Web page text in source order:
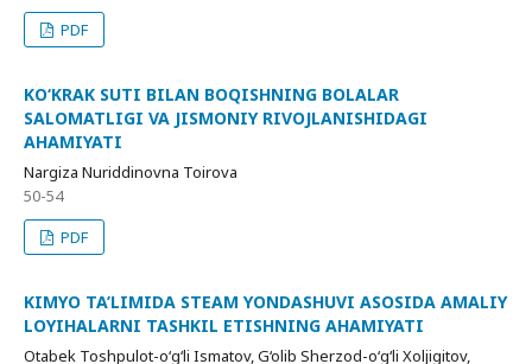
PDF
KO‘KRAK SUTI BILAN BOQISHNING BOLALAR
SALOMATLIGI VA JISMONIY RIVOJLANISHIDAGI
AHAMIYATI
Nargiza Nuriddinovna Toirova
50-54
PDF
KIMYO TA’LIMIDA STEAM YONDASHUVI ASOSIDA AMALIY
LOYIHALARNI TASHKIL ETISHNING AHAMIYATI
Otabek Toshpulot-o‘g‘li Ismatov, G‘olib Sherzod-o‘g‘li Xoljigitov,